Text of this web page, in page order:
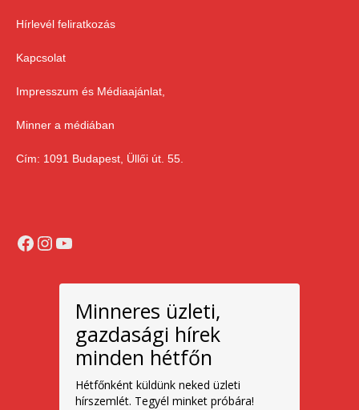
Hírlevél feliratkozás
Kapcsolat
Impresszum és Médiaajánlat,
Minner a médiában
Cím: 1091 Budapest, Üllői út. 55.
Facebook
Instagram
YouTube
Minneres üzleti,
gazdasági hírek
minden hétfőn
Hétfőnként küldünk neked üzleti
hírszemlét. Tegyél minket próbára!